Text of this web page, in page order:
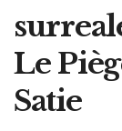
Le
Satie